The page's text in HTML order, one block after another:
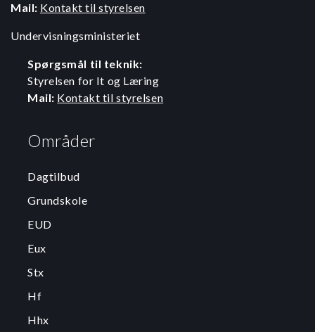
Mail: Kontakt til styrelsen
Undervisningsministeriet
Spørgsmål til teknik:
Styrelsen for It og Læring
Mail: Kontakt til styrelsen
Områder
Dagtilbud
Grundskole
EUD
Eux
Stx
Hf
Hhx